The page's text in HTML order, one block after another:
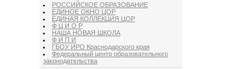
РОССИЙСКОЕ ОБРАЗОВАНИЕ
ЕДИНОЕ ОКНО ЦОР
ЕДИНАЯ КОЛЛЕКЦИЯ ЦОР
Ф Ц И О Р
НАША НОВАЯ ШКОЛА
Ф И П И
ГБОУ ИРО Краснодарского края
Федеральный центр образовательного
законодательства